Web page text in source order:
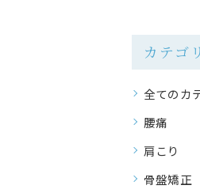
カテゴ
全てのカ
腰痛
肩こり
骨盤矯正